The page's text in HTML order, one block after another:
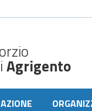
Agrigento